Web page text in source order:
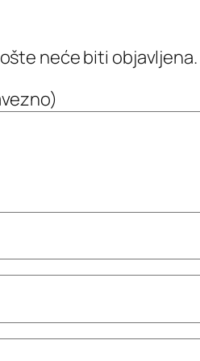
neće biti objavljena.